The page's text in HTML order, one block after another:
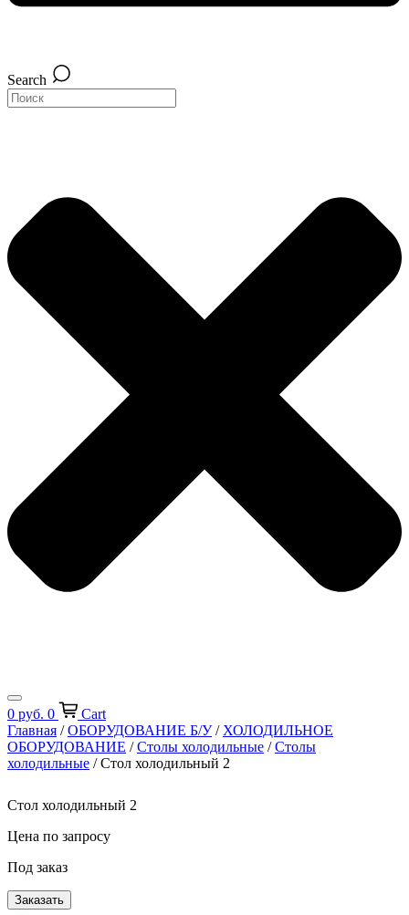
Search
0 руб. 0
Cart
Главная /ОБОРУДОВАНИЕ Б/У/ ХОЛОДИЛЬНОЕ
ОБОРУДОВАНИЕ /Столы холодильные /Столы
холодильные / Стол холодильный 2
Стол холодильный 2
Цена по запросу
Под заказ
Заказать